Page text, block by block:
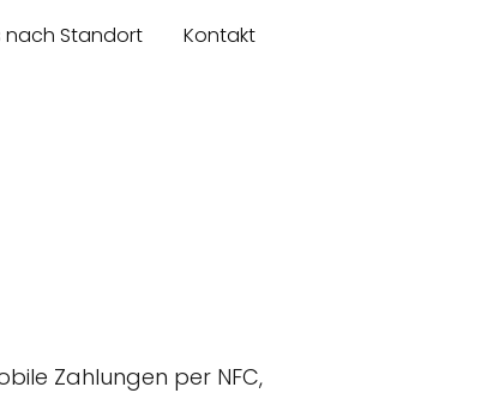
nach Standort Kontakt
Zahlungen per NFC,